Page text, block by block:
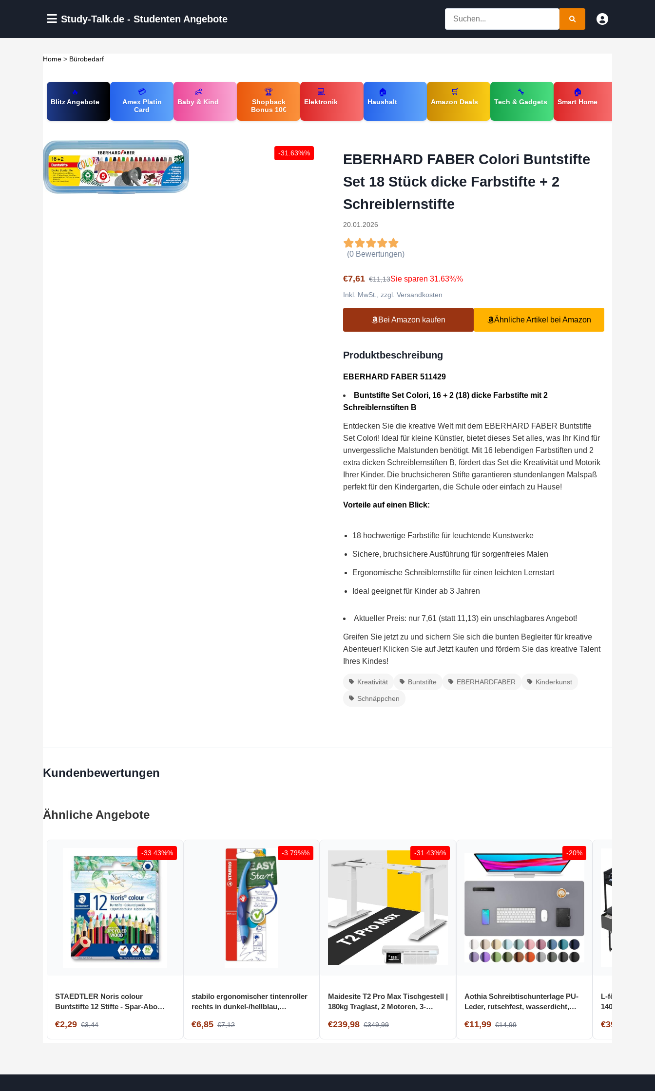
Study-Talk.de - Studenten Angebote
Home > Bürobedarf
🔥
Blitz Angebote
💳
Amex Platin
Card
👶
Baby & Kind
🏆
Shopback
Bonus 10€
💻
Elektronik
🏠
Haushalt
🛒
Amazon Deals
🔧
Tech & Gadgets
🏠
Smart Home
-31.63%%
EBERHARD FABER Colori Buntstifte
Set 18 Stück dicke Farbstifte + 2
Schreiblernstifte
20.01.2026
(0 Bewertungen)
€7,61 €11,13Sie sparen 31.63%%
Inkl. MwSt., zzgl. Versandkosten
Bei Amazon kaufen Ähnliche Artikel bei Amazon
Produktbeschreibung
EBERHARD FABER 511429
Buntstifte Set Colori, 16 + 2 (18) dicke Farbstifte mit 2
Schreiblernstiften B
Entdecken Sie die kreative Welt mit dem EBERHARD FABER Buntstifte
Set Colori! Ideal für kleine Künstler, bietet dieses Set alles, was Ihr Kind für
unvergessliche Malstunden benötigt. Mit 16 lebendigen Farbstiften und 2
extra dicken Schreiblernstiften B, fördert das Set die Kreativität und Motorik
Ihrer Kinder. Die bruchsicheren Stifte garantieren stundenlangen Malspaß
perfekt für den Kindergarten, die Schule oder einfach zu Hause!
Vorteile auf einen Blick:
18 hochwertige Farbstifte für leuchtende Kunstwerke
Sichere, bruchsichere Ausführung für sorgenfreies Malen
Ergonomische Schreiblernstifte für einen leichten Lernstart
Ideal geeignet für Kinder ab 3 Jahren
Aktueller Preis: nur 7,61 (statt 11,13) ein unschlagbares Angebot!
Greifen Sie jetzt zu und sichern Sie sich die bunten Begleiter für kreative
Abenteuer! Klicken Sie auf Jetzt kaufen und fördern Sie das kreative Talent
Ihres Kindes!
Kreativität Buntstifte EBERHARDFABER Kinderkunst
Schnäppchen
Kundenbewertungen
Ähnliche Angebote
-33.43%%
STAEDTLER Noris colour
Buntstifte 12 Stifte - Spar-Abo
€2,29 €3,44
-3.79%%
stabilo ergonomischer tintenroller
rechts in dunkel-/hellblau,
€6,85 €7,12
-31.43%%
Maidesite T2 Pro Max Tischgestell |
180kg Traglast, 2 Motoren, 3-
€239,98 €349,99
-20%
Aothia Schreibtischunterlage PU-
Leder, rutschfest, wasserdicht,
€11,99 €14,99
L-förmiger
140110cm,
€39,99